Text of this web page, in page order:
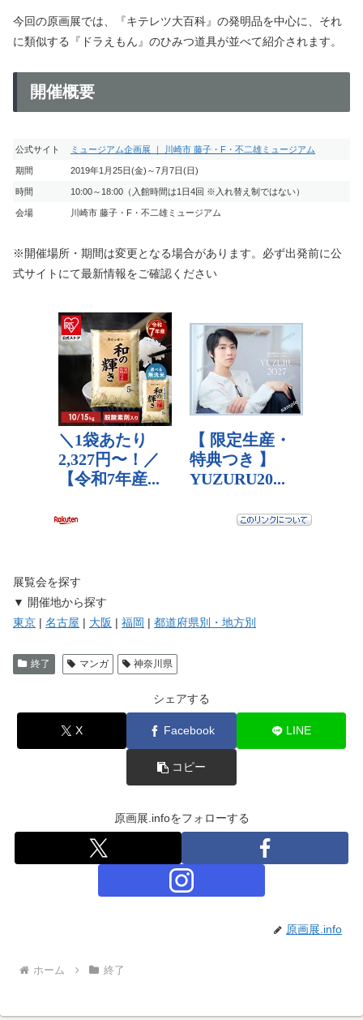
今回の原画展では、『キテレツ大百科』の発明品を中心に、それ
に類似する『ドラえもん』のひみつ道具が並べて紹介されます。
開催概要
公式サイト ミュージアム企画展 ｜ 川崎市 藤子・F・不二雄ミュージアム
期間 2019年1月25日(金)～7月7日(日)
時間 10:00～18:00（入館時間は1日4回 ※入れ替え制ではない）
会場 川崎市 藤子・F・不二雄ミュージアム
※開催場所・期間は変更となる場合があります。必ず出発前に公
式サイトにて最新情報をご確認ください
展覧会を探す
▼ 開催地から探す
東京 | 名古屋 | 大阪 | 福岡 | 都道府県別・地方別
終了 マンガ 神奈川県
シェアする
X Facebook LINE
コピー
原画展.infoをフォローする
原画展.info
ホーム 終了